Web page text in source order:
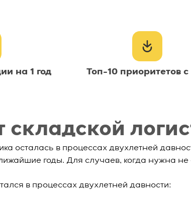
на 1 год Топ-10 приоритетов с
осталась в процессах двухлетней
годы. Для случаев, когда нужна не
в процессах двухлетней давности: